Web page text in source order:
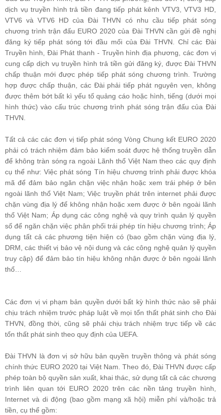
dịch vụ truyền hình trả tiền đang tiếp phát kênh VTV3, VTV3 HD,
VTV6 và VTV6 HD của Đài THVN có nhu cầu tiếp phát sóng
chương trình trận đấu EURO 2020 của Đài THVN cần gửi đề nghị
đăng ký tiếp phát sóng tới đầu mối của Đài THVN. Chỉ các Đài
Truyền hình, Đài Phát thanh - Truyền hình địa phương, các đơn vị
cung cấp dịch vụ truyền hình trả tiền gửi đăng ký, được Đài THVN
chấp thuận mới được phép tiếp phát sóng chương trình. Trường
hợp được chấp thuận, các Đài phải tiếp phát nguyên vẹn, không
được thêm bớt bất kì yếu tố quảng cáo hoặc hình, tiếng (dưới mọi
hình thức) vào cấu trúc chương trình phát sóng trận đấu của Đài
THVN.
Tất cả các các đơn vị tiếp phát sóng Vòng Chung kết EURO 2020
phải có trách nhiệm đảm bảo kiểm soát được hệ thống truyền dẫn
để không tràn sóng ra ngoài Lãnh thổ Việt Nam theo các quy định
cụ thể như: Việc phát sóng Tín hiệu chương trình phải được khóa
mã để đảm bảo ngăn chặn việc nhận hoặc xem trái phép ở bên
ngoài lãnh thổ Việt Nam; Việc truyền phát trên internet phải được
chặn vùng địa lý để không nhận hoặc xem được ở bên ngoài lãnh
thổ Việt Nam; Áp dụng các công nghệ và quy trình quản lý quyền
số để ngăn chặn việc phân phối trái phép tín hiệu chương trình; Áp
dụng tất cả các phương tiện hiện có (bao gồm chặn vùng địa lý,
DRM, các thiết vị bảo vệ nội dung và các công nghệ quản lý quyền
truy cập) để đảm bảo tín hiệu không nhận được ở bên ngoài lãnh
thổ…
Các đơn vị vi phạm bản quyền dưới bất kỳ hình thức nào sẽ phải
chịu trách nhiệm trước pháp luật về mọi tổn thất phát sinh cho Đài
THVN, đồng thời, cũng sẽ phải chịu trách nhiệm trực tiếp về các
tổn thất phát sinh theo quy định của UEFA.
Đài THVN là đơn vị sở hữu bản quyền truyền thông và phát sóng
chính thức EURO 2020 tại Việt Nam. Theo đó, Đài THVN được cấp
phép toàn bộ quyền sản xuất, khai thác, sử dụng tất cả các chương
trình liên quan tới EURO 2020 trên các nền tảng truyền hình,
Internet và di động (bao gồm mạng xã hội) miễn phí và/hoặc trả
tiền, cụ thể gồm: